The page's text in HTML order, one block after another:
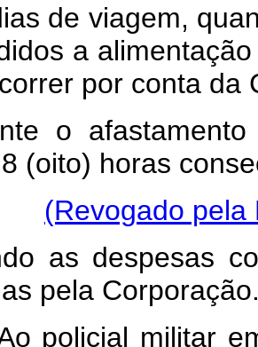
de viagem,
a
por conta da
o
(oito) horas
(Revogado pela
as despesas
pela
policial militar